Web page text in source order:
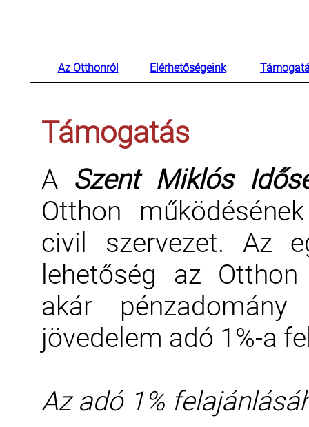
Az Otthonról Elérhetőségeink
Támogatás
A Szent Miklós
Otthon
civil szervezet. Az
lehetőség az
akár
jövedelem adó 1%-a
Az adó 1%